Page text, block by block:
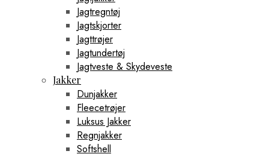
Jagtregntøj
Jagtskjorter
Jagttrøjer
Jagtundertøj
Jagtveste & Skydeveste
Jakker
Dunjakker
Fleecetrøjer
Luksus Jakker
Regnjakker
Softshell